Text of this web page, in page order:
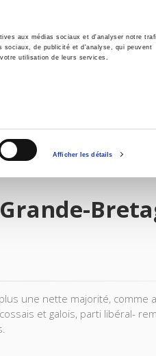
aux médias sociaux et d'analyser notre
sociaux, de publicité et d'analyse, qui peuvent
utilisation de leurs services.
Afficher les détails
International
une nette majorité, comme
et galois, parti libéral-